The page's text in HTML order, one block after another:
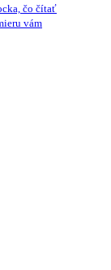
čo čítať
vám